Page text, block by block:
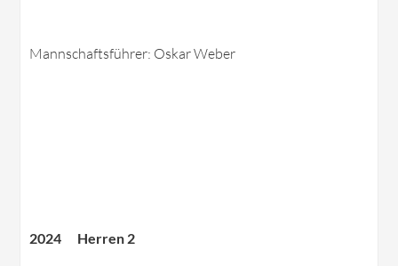
Mannschaftsführer: Oskar Weber
2024 Herren 2